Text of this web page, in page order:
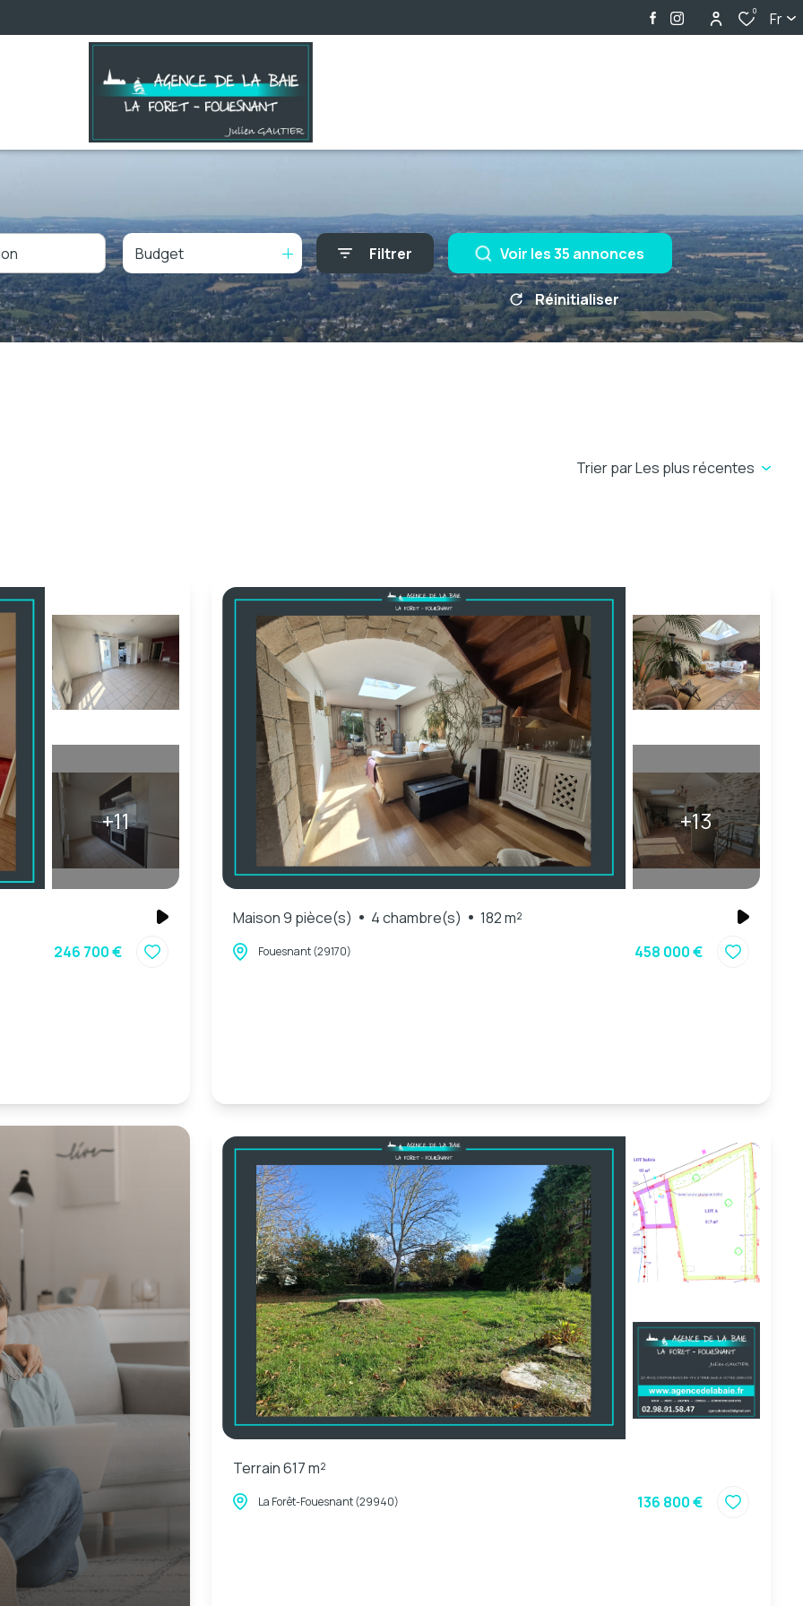
0 Fr
Budget Filtrer Voir les35 annonces
Réinitialiser
Trier par Les plus récentes
+11
246 700 €
+13
Maison 9 pièce(s) 4 chambre(s) 182 m²
Fouesnant (29170) 458 000 €
Terrain 617 m²
La Forêt-Fouesnant (29940) 136 800 €